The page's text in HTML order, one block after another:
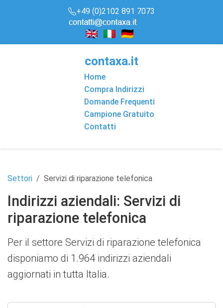
+49 (0)2102 891 7073
contaxa.it
Home
Compra Indirizzi
Domande Frequenti
Campione Gratuito
Contatti
Settori Servizi di riparazione telefonica
Indirizzi aziendali: Servizi di
riparazione telefonica
Per il settore Servizi di riparazione telefonica
disponiamo di 1.964 indirizzi aziendali
aggiornati in tutta Italia.